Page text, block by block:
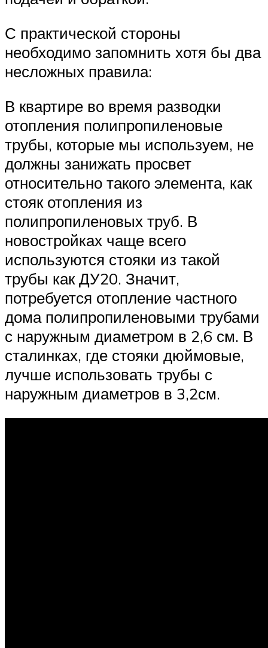
С практической стороны
необходимо запомнить хотя бы два
несложных правила:
В квартире во время разводки
отопления полипропиленовые
трубы, которые мы используем, не
должны занижать просвет
относительно такого элемента, как
стояк отопления из
полипропиленовых труб. В
новостройках чаще всего
используются стояки из такой
трубы как ДУ20. Значит,
потребуется отопление частного
дома полипропиленовыми трубами
с наружным диаметром в 2,6 см. В
сталинках, где стояки дюймовые,
лучше использовать трубы с
наружным диаметров в 3,2см.